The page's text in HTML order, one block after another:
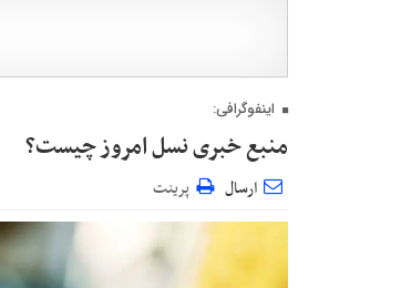
اینفوگرافی:
منبع خبری نسل امروز چیست؟
ارسال پرینت